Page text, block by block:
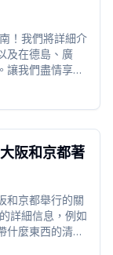
！我們將詳細介
及在德島、廣
讓我們盡情享受
阪和京都著
和京都舉行的關
詳細信息，例如
什麼東西的清